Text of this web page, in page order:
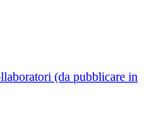
(da pubblicare in